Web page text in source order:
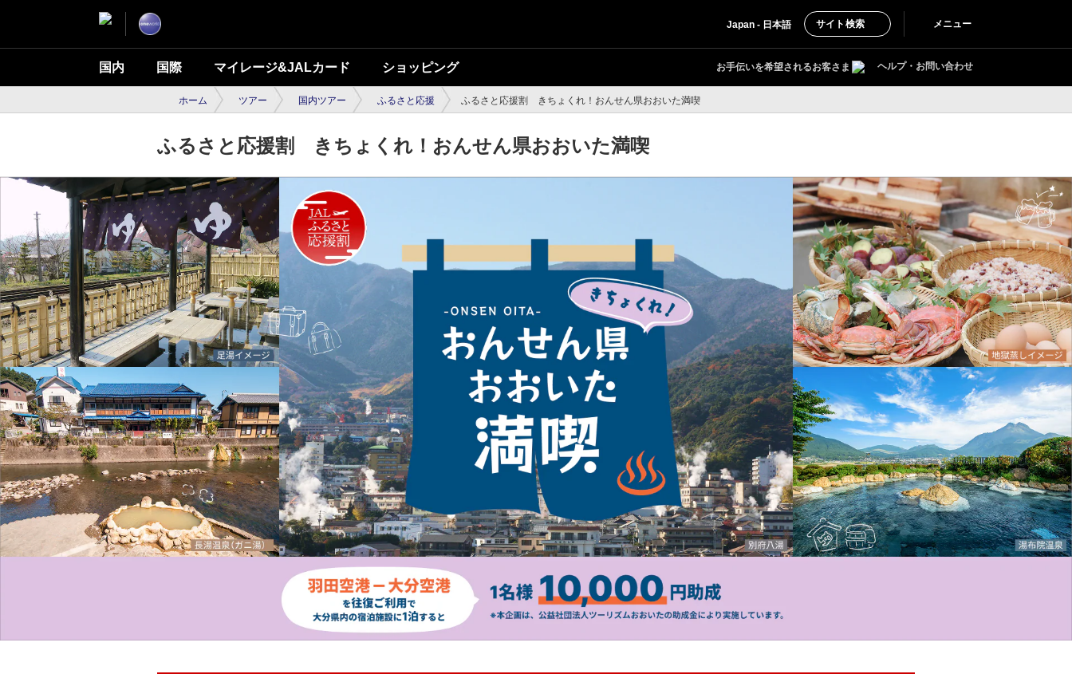
Japan - 日本語 サイト検索 メニュー
国内 国際 マイレージ&JALカード ショッピング お手伝いを希望されるお客さま ヘルプ・お問い合わせ
ホーム ツアー 国内ツアー ふるさと応援 ふるさと応援割 きちょくれ！おんせん県おおいた満喫
ふるさと応援割 きちょくれ！おんせん県おおいた満喫